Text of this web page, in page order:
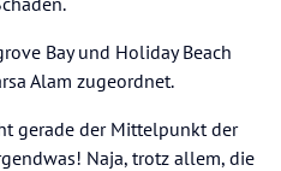
Bay und Holiday Beach
Alam zugeordnet.
gerade der Mittelpunkt der
Naja, trotz allem, die